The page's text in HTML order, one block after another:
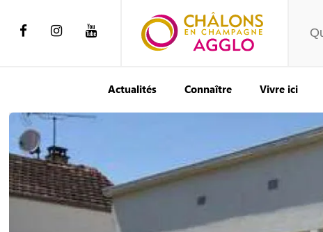
Actualités Connaître Vivre ici